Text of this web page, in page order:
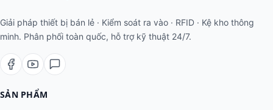
Giải pháp thiết bị bán lẻ · Kiểm soát ra vào · RFID · Kệ kho thông
minh. Phân phối toàn quốc, hỗ trợ kỹ thuật 24/7.
SẢN PHẨM